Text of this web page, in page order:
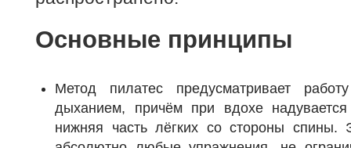
Основные принципы
Метод пилатес предусматривает
дыханием, причём при вдохе
нижняя часть лёгких со стороны спины.